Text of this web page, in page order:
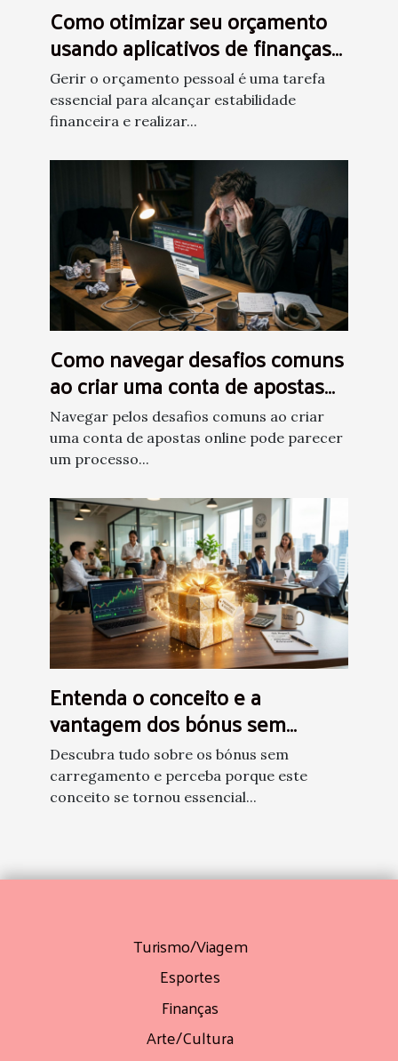
Como otimizar seu orçamento
usando aplicativos de finanças
pessoais?
Gerir o orçamento pessoal é uma tarefa
essencial para alcançar estabilidade
financeira e realizar...
Como navegar desafios comuns
ao criar uma conta de apostas
online?
Navegar pelos desafios comuns ao criar
uma conta de apostas online pode parecer
um processo...
Entenda o conceito e a
vantagem dos bónus sem
carregamento
Descubra tudo sobre os bónus sem
carregamento e perceba porque este
conceito se tornou essencial...
Turismo/Viagem
Esportes
Finanças
Arte/Cultura